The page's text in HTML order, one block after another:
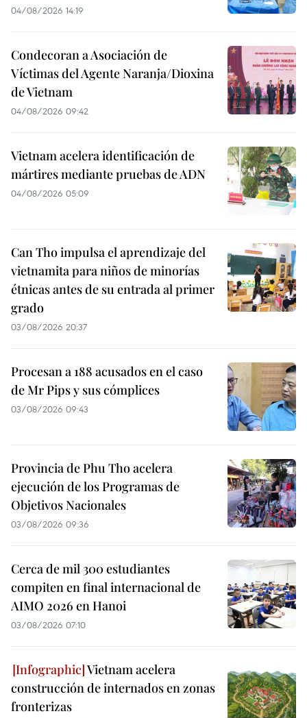
04/08/2026 14:19
Condecoran a Asociación de
Víctimas del Agente Naranja/Dioxina
de Vietnam
04/08/2026 09:42
Vietnam acelera identificación de
mártires mediante pruebas de ADN
04/08/2026 05:09
Can Tho impulsa el aprendizaje del
vietnamita para niños de minorías
étnicas antes de su entrada al primer
grado
03/08/2026 20:37
Procesan a 188 acusados en el caso
de Mr Pips y sus cómplices
03/08/2026 09:43
Provincia de Phu Tho acelera
ejecución de los Programas de
Objetivos Nacionales
03/08/2026 09:36
Cerca de mil 300 estudiantes
compiten en final internacional de
AIMO 2026 en Hanoi
03/08/2026 07:10
Vietnam acelera
construcción de internados en zonas
fronterizas